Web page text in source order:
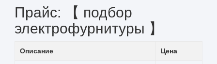
Прайс: 【 подбор
электрофурнитуры 】
Описание Цена